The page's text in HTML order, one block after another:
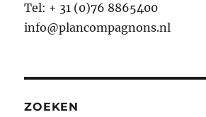
Tel: + 31 (0)76 8865400
info@plancompagnons.nl
ZOEKEN